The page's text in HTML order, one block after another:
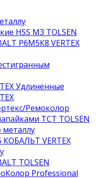
HSS M3 TOLSEN
Р6М5К8 VERTEX
Удлиненные
Ремоколор
TCT TOLSEN
металлу
VERTEX
TOLSEN
Professional